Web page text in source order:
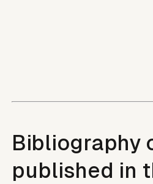
Bibliography
published in